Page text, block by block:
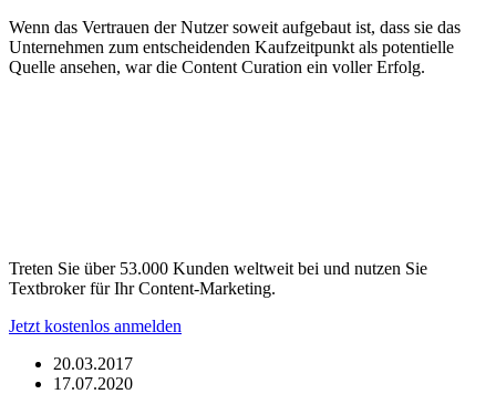
Wenn das Vertrauen der Nutzer soweit aufgebaut ist, dass sie das
Unternehmen zum entscheidenden Kaufzeitpunkt als potentielle
Quelle ansehen, war die Content Curation ein voller Erfolg.
Treten Sie über 53.000 Kunden weltweit bei und nutzen Sie
Textbroker für Ihr Content-Marketing.
Jetzt kostenlos anmelden
20.03.2017
17.07.2020